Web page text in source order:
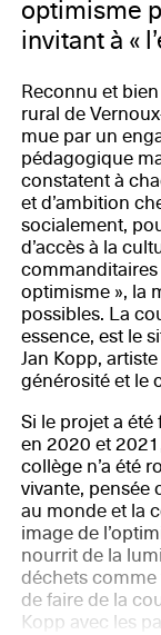
optimisme
invitant à «
Reconnu et
rural de
mue par un
pédagogique
constatent à
et d’ambition
socialement,
d’accès à la
commanditaires
optimisme », la
possibles. La
essence, est le
Jan Kopp,
générosité et le
Si le projet a
en 2020 et
collège n’a été
vivante, pensée
au monde et la
image de
nourrit de la
déchets comme
de faire de la
Kopp avec les